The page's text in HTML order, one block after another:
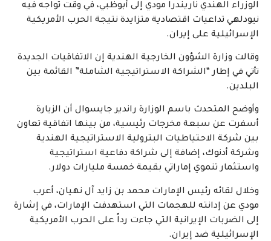
الوزراء الهندي ناريندرا مودي إلى أبوظبي، في وقت تواجه فيه
نيودلهي تداعيات اقتصادية متزايدة نتيجة الحرب الأمريكية
الإسرائيلية على إيران.
وقالت وزارة الشؤون الخارجية الهندية إن الاتفاقيات الجديدة
تأتي في إطار “الشراكة الاستراتيجية الشاملة” القائمة بين
البلدين.
وأوضح المتحدث باسم الوزارة راندير جايسوال أن الزيارة
أسفرت عن سبعة مخرجات رئيسية، من بينها اتفاقية تعاون
بين شركة الاحتياطيات البترولية الاستراتيجية الهندية
وشركة أدنوك، إضافة إلى شراكة دفاعية استراتيجية
واستثمار تنموي إماراتي بقيمة خمسة مليارات دولار.
وخلال لقائه رئيس الإمارات محمد بن زايد آل نهيان، أعرب
مودي عن إدانته للهجمات التي استهدفت الإمارات، في إشارة
إلى الضربات الإيرانية التي جاءت رداً على الحرب الأمريكية
الإسرائيلية ضد إيران.